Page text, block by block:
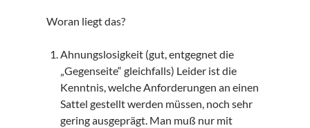
Woran liegt das?
Ahnungslosigkeit (gut, entgegnet die
„Gegenseite“ gleichfalls) Leider ist die
Kenntnis, welche Anforderungen an einen
Sattel gestellt werden müssen, noch sehr
gering ausgeprägt. Man muß nur mit